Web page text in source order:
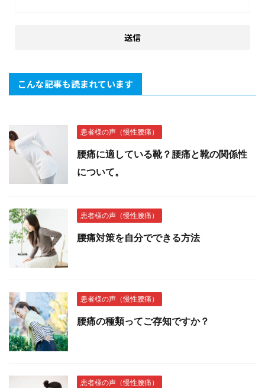
こんな記事も読まれています
患者様の声（慢性腰痛）
腰痛に適している靴？腰痛と靴の関係性
について。
患者様の声（慢性腰痛）
腰痛対策を自分でできる方法
患者様の声（慢性腰痛）
腰痛の種類ってご存知ですか？
患者様の声（慢性腰痛）